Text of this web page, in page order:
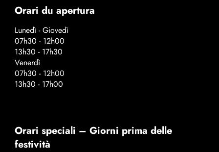
Orari du apertura
Lunedì - Giovedì
07h30 - 12h00
13h30 - 17h30
Venerdì
07h30 - 12h00
13h30 - 17h00
Orari speciali – Giorni prima delle
festività